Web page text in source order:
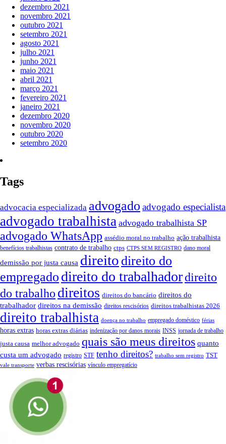
dezembro 2021
novembro 2021
outubro 2021
setembro 2021
agosto 2021
julho 2021
junho 2021
maio 2021
abril 2021
março 2021
fevereiro 2021
janeiro 2021
dezembro 2020
novembro 2020
outubro 2020
setembro 2020
Tags
advocacia especializada advogado advogado especialista
advogado trabalhista advogado trabalhista SP
advogado WhatsApp assédio moral no trabalho ação trabalhista
benefícios trabalhistas contrato de trabalho ctps CTPS SEM REGISTRO dano moral
demissão por justa causa direito direito do
empregado direito do trabalhadordireito
do trabalho direitos direitos do bancário direitos do
trabalhador direitos na demissão direitos rescisórios direitos trabalhistas 2026
direito trabalhista doença no trabalho empregado doméstico férias
horas extras horas extras diárias indenização por danos morais INSS jornada de trabalho
justa causa melhor advogado quais são meus direitos quanto
custa um advogado registro STF tenho direitos? trabalho sem registro TST
vale transporte verbas rescisórias vínculo empregatício